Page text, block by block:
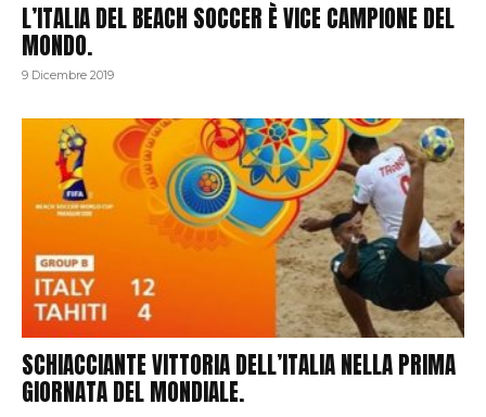
L’ITALIA DEL BEACH SOCCER È VICE CAMPIONE DEL
MONDO.
9 Dicembre 2019
SCHIACCIANTE VITTORIA DELL’ITALIA NELLA PRIMA
GIORNATA DEL MONDIALE.